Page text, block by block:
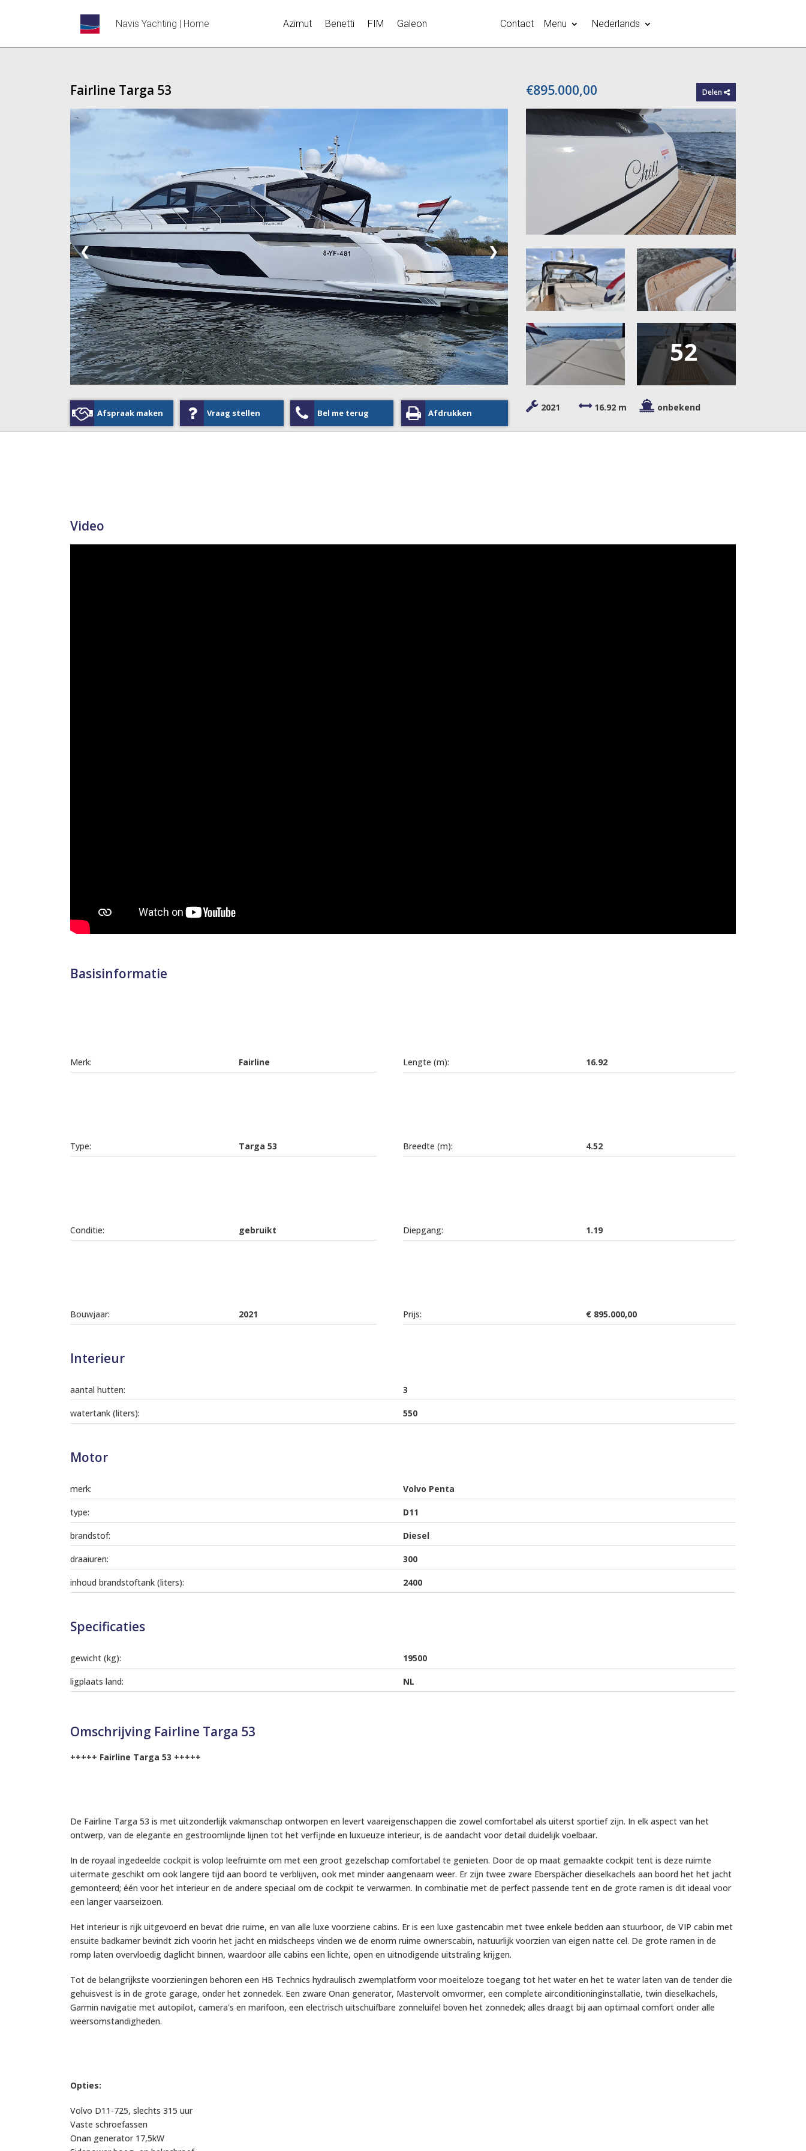
Navis Yachting | Home Azimut Benetti FIM Galeon Contact Menu Nederlands
Fairline Targa 53
❮ ❯
Afspraak maken Vraag stellen Bel me terug Afdrukken
€895.000,00 Delen
52
2021 16.92 m onbekend
Video
Basisinformatie
Merk: Fairline Lengte (m): 16.92
Type: Targa 53 Breedte (m): 4.52
Conditie: gebruikt Diepgang: 1.19
Bouwjaar: 2021 Prijs: € 895.000,00
Interieur
aantal hutten: 3
watertank (liters): 550
Motor
merk: Volvo Penta
type: D11
brandstof: Diesel
draaiuren: 300
inhoud brandstoftank (liters): 2400
Specificaties
gewicht (kg): 19500
ligplaats land: NL
Omschrijving Fairline Targa 53
+++++ Fairline Targa 53 +++++
De Fairline Targa 53 is met uitzonderlijk vakmanschap ontworpen en levert vaareigenschappen die zowel comfortabel als uiterst sportief zijn. In elk aspect van het
ontwerp, van de elegante en gestroomlijnde lijnen tot het verfijnde en luxueuze interieur, is de aandacht voor detail duidelijk voelbaar.
In de royaal ingedeelde cockpit is volop leefruimte om met een groot gezelschap comfortabel te genieten. Door de op maat gemaakte cockpit tent is deze ruimte
uitermate geschikt om ook langere tijd aan boord te verblijven, ook met minder aangenaam weer. Er zijn twee zware Eberspächer dieselkachels aan boord het het jacht
gemonteerd; één voor het interieur en de andere speciaal om de cockpit te verwarmen. In combinatie met de perfect passende tent en de grote ramen is dit ideaal voor
een langer vaarseizoen.
Het interieur is rijk uitgevoerd en bevat drie ruime, en van alle luxe voorziene cabins. Er is een luxe gastencabin met twee enkele bedden aan stuurboor, de VIP cabin met
ensuite badkamer bevindt zich voorin het jacht en midscheeps vinden we de enorm ruime ownerscabin, natuurlijk voorzien van eigen natte cel. De grote ramen in de
romp laten overvloedig daglicht binnen, waardoor alle cabins een lichte, open en uitnodigende uitstraling krijgen.
Tot de belangrijkste voorzieningen behoren een HB Technics hydraulisch zwemplatform voor moeiteloze toegang tot het water en het te water laten van de tender die
gehuisvest is in de grote garage, onder het zonnedek. Een zware Onan generator, Mastervolt omvormer, een complete airconditioninginstallatie, twin dieselkachels,
Garmin navigatie met autopilot, camera's en marifoon, een electrisch uitschuifbare zonneluifel boven het zonnedek; alles draagt bij aan optimaal comfort onder alle
weersomstandigheden.
Opties:
Volvo D11-725, slechts 315 uur
Vaste schroefassen
Onan generator 17,5kW